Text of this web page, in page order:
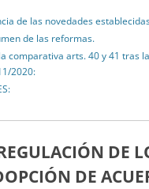
de las novedades
de las reformas.
comparativa arts. 40 y 41 tras
2020:
DE
DE